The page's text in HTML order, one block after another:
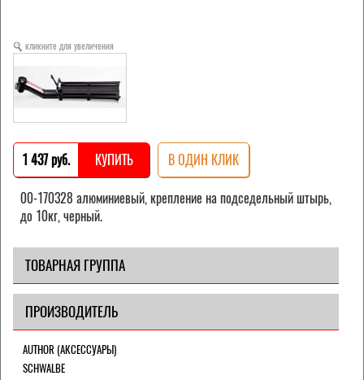
кликните для увеличения
1 437 pуб. КУПИТЬ В ОДИН КЛИК
00-170328 алюминиевый, крепление на подседельный штырь,
до 10кг, черный.
ТОВАРНАЯ ГРУППА
ПРОИЗВОДИТЕЛЬ
AUTHOR (АКСЕССУАРЫ)
SCHWALBE